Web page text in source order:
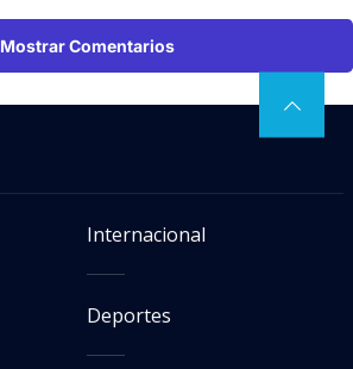
Mostrar Comentarios
Internacional
Deportes